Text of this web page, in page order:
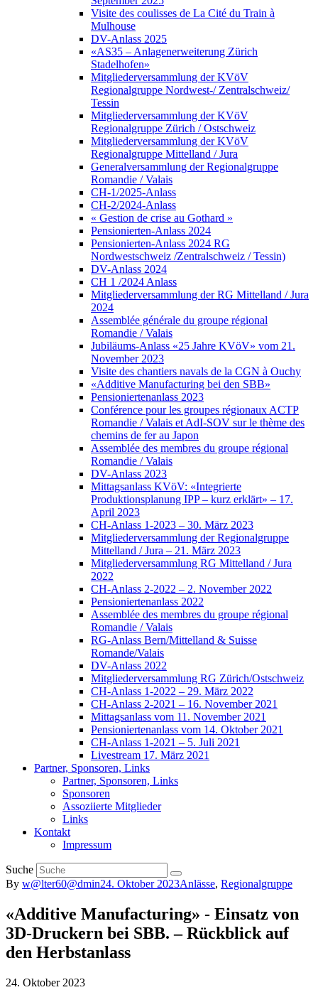
Visite des coulisses de La Cité du Train à
Mulhouse
DV-Anlass 2025
«AS35 – Anlagenerweiterung Zürich
Stadelhofen»
Mitgliederversammlung der KVöV
Regionalgruppe Nordwest-/ Zentralschweiz/
Tessin
Mitgliederversammlung der KVöV
Regionalgruppe Zürich / Ostschweiz
Mitgliederversammlung der KVöV
Regionalgruppe Mittelland / Jura
Generalversammlung der Regionalgruppe
Romandie / Valais
CH-1/2025-Anlass
CH-2/2024-Anlass
« Gestion de crise au Gothard »
Pensionierten-Anlass 2024
Pensionierten-Anlass 2024 RG
Nordwestschweiz /Zentralschweiz / Tessin)
DV-Anlass 2024
CH 1 /2024 Anlass
Mitgliederversammlung der RG Mittelland / Jura
2024
Assemblée générale du groupe régional
Romandie / Valais
Jubiläums-Anlass «25 Jahre KVöV» vom 21.
November 2023
Visite des chantiers navals de la CGN à Ouchy
«Additive Manufacturing bei den SBB»
Pensioniertenanlass 2023
Conférence pour les groupes régionaux ACTP
Romandie / Valais et AdI-SOV sur le thème des
chemins de fer au Japon
Assemblée des membres du groupe régional
Romandie / Valais
DV-Anlass 2023
Mittagsanlass KVöV: «Integrierte
Produktionsplanung IPP – kurz erklärt» – 17.
April 2023
CH-Anlass 1-2023 – 30. März 2023
Mitgliederversammlung der Regionalgruppe
Mittelland / Jura – 21. März 2023
Mitgliederversammlung RG Mittelland / Jura
2022
CH-Anlass 2-2022 – 2. November 2022
Pensioniertenanlass 2022
Assemblée des membres du groupe régional
Romandie / Valais
RG-Anlass Bern/Mittelland & Suisse
Romande/Valais
DV-Anlass 2022
Mitgliederversammlung RG Zürich/Ostschweiz
CH-Anlass 1-2022 – 29. März 2022
CH-Anlass 2-2021 – 16. November 2021
Mittagsanlass vom 11. November 2021
Pensioniertenanlass vom 14. Oktober 2021
CH-Anlass 1-2021 – 5. Juli 2021
Livestream 17. März 2021
Partner, Sponsoren, Links
Partner, Sponsoren, Links
Sponsoren
Assoziierte Mitglieder
Links
Kontakt
Impressum
Suche
By w@lter60@dmin24. Oktober 2023Anlässe, Regionalgruppe
«Additive Manufacturing» - Einsatz von
3D-Druckern bei SBB. – Rückblick auf
den Herbstanlass
24. Oktober 2023